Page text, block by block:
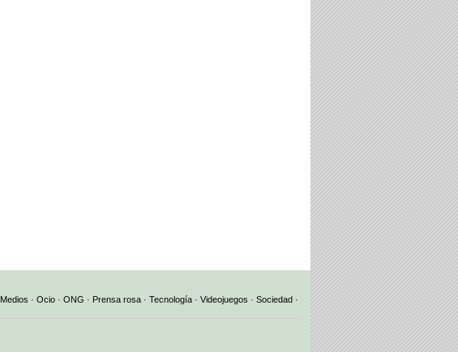
Medios · Ocio · ONG · Prensa rosa · Tecnología · Videojuegos · Sociedad ·